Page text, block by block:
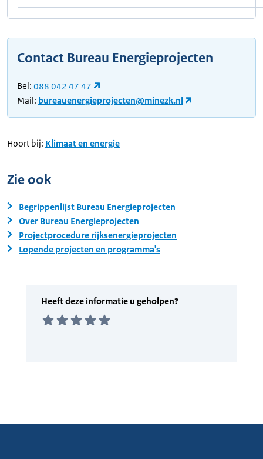
Contact Bureau Energieprojecten
Bel: 088 042 47 47
Mail: bureauenergieprojecten@minezk.nl
Hoort bij: Klimaat en energie
Zie ook
Begrippenlijst Bureau Energieprojecten
Over Bureau Energieprojecten
Projectprocedure rijksenergieprojecten
Lopende projecten en programma's